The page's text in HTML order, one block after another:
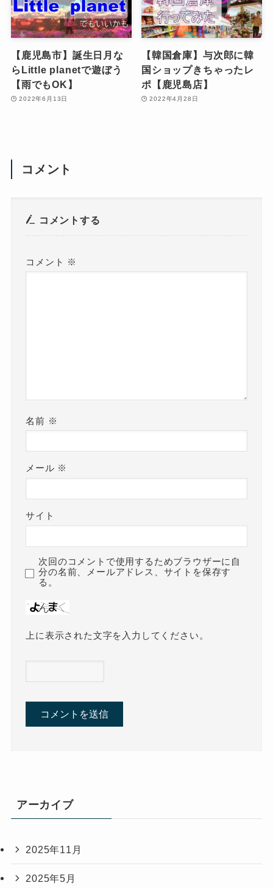
【鹿児島市】誕生日月な
らLittle planetで遊ぼう
【雨でもOK】
2022年6月13日
【韓国倉庫】与次郎に韓
国ショップきちゃったレ
ポ【鹿児島店】
2022年4月28日
コメント
コメントする
コメント ※
名前 ※
メール ※
サイト
次回のコメントで使用するためブラウザーに自
分の名前、メールアドレス、サイトを保存す
る。
上に表示された文字を入力してください。
アーカイブ
2025年11月
2025年5月